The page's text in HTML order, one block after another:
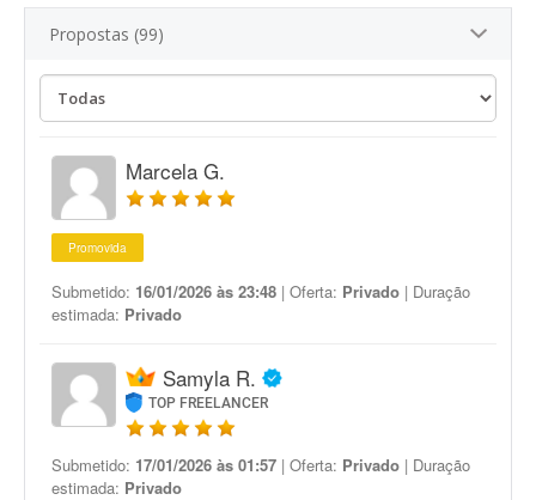
Propostas (99)
Marcela G.
Promovida
Submetido: 16/01/2026 às 23:48 | Oferta: Privado | Duração
estimada: Privado
Samyla R.
TOP FREELANCER
Submetido: 17/01/2026 às 01:57 | Oferta: Privado | Duração
estimada: Privado